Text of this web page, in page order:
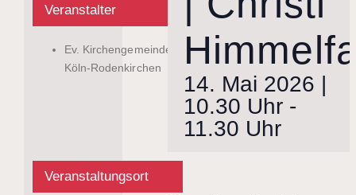
14. Mai 2026 |
10.30 Uhr-
11.30 Uhr
Veranstalter
Ev. Kirchengemeinde
Köln-Rodenkirchen
Veranstaltungsort